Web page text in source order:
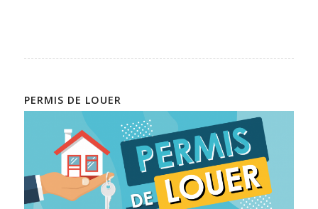
PERMIS DE LOUER